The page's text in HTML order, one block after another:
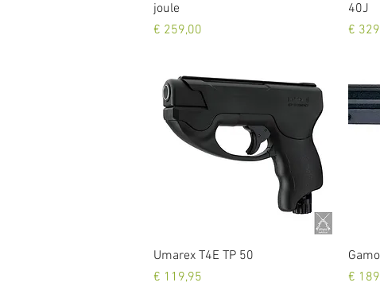
joule
Prijs
€ 259,00
40J
Prijs
€
Snel overzicht
Umarex T4E TP 50
Prijs
€ 119,95
Prijs
€